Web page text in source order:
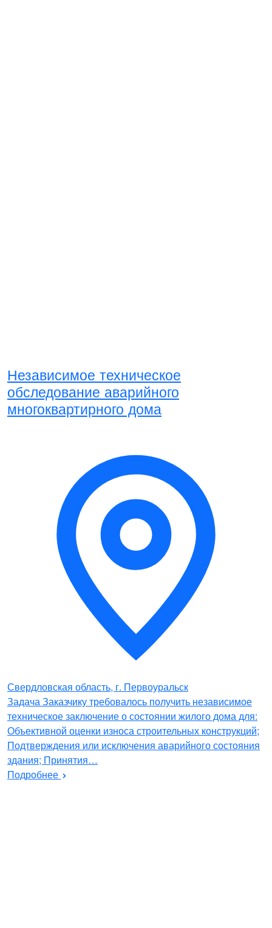
Независимое техническое
обследование аварийного
многоквартирного дома
Свердловская область, г. Первоуральск
Задача Заказчику требовалось получить независимое
техническое заключение о состоянии жилого дома для:
Объективной оценки износа строительных конструкций;
Подтверждения или исключения аварийного состояния
здания; Принятия…
Подробнее